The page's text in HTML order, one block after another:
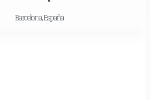
Barcelona, España